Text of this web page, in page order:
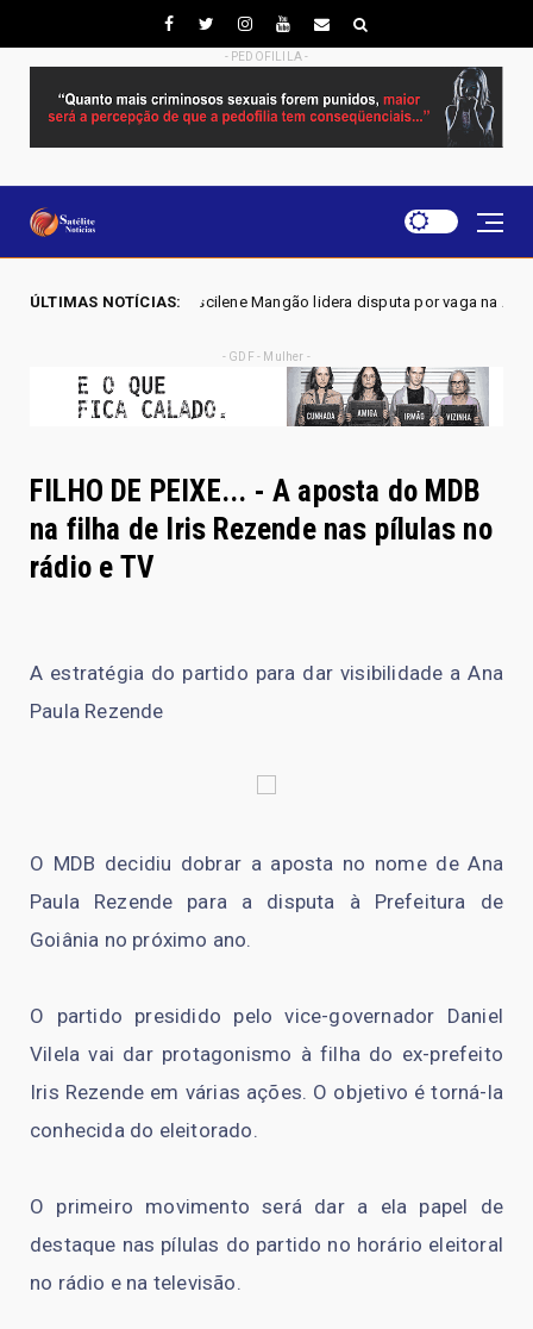
- PEDOFILILA -
ÚLTIMAS NOTÍCIAS:
- Joscilene Mangão lidera disputa por vaga na Alego em Novo Gama,
- GDF - Mulher -
FILHO DE PEIXE... - A aposta do MDB
na filha de Iris Rezende nas pílulas no
rádio e TV
A estratégia do partido para dar visibilidade a Ana
Paula Rezende
O MDB decidiu dobrar a aposta no nome de Ana
Paula Rezende para a disputa à Prefeitura de
Goiânia no próximo ano.
O partido presidido pelo vice-governador Daniel
Vilela vai dar protagonismo à filha do ex-prefeito
Iris Rezende em várias ações. O objetivo é torná-la
conhecida do eleitorado.
O primeiro movimento será dar a ela papel de
destaque nas pílulas do partido no horário eleitoral
no rádio e na televisão.